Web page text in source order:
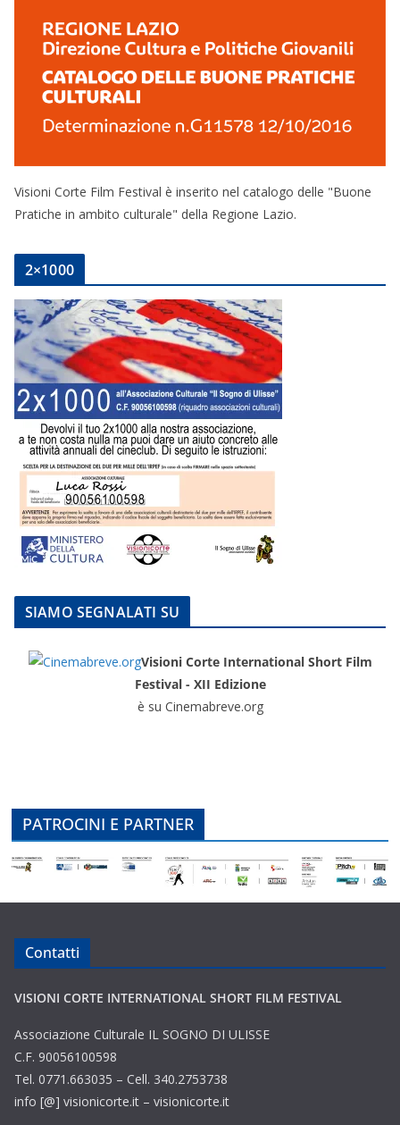
Visioni Corte Film Festival è inserito nel catalogo delle "Buone
Pratiche in ambito culturale" della Regione Lazio.
2×1000
SIAMO SEGNALATI SU
Visioni Corte International Short Film
Festival - XII Edizione
è su Cinemabreve.org
PATROCINI E PARTNER
Contatti
VISIONI CORTE INTERNATIONAL SHORT FILM FESTIVAL
Associazione Culturale IL SOGNO DI ULISSE
C.F. 90056100598
Tel. 0771.663035 – Cell. 340.2753738
info [@] visionicorte.it – visionicorte.it